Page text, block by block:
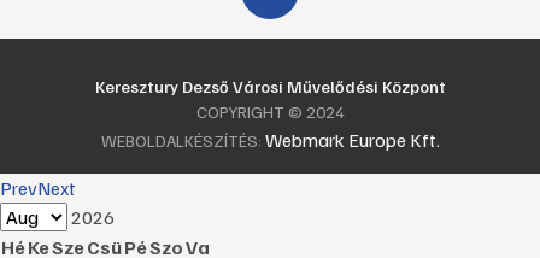
Keresztury Dezső Városi Művelődési Központ
COPYRIGHT © 2024
WEBOLDALKÉSZÍTÉS: Webmark Europe Kft.
PrevNext
2026
HéKeSzeCsüPéSzoVa